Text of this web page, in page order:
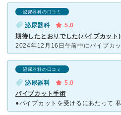
泌尿器科の口コミ
泌尿器科
5.0
期待したとおりでした(パイプカット)
泌尿器科の口コミ
泌尿器科
5.0
パイプカット手術